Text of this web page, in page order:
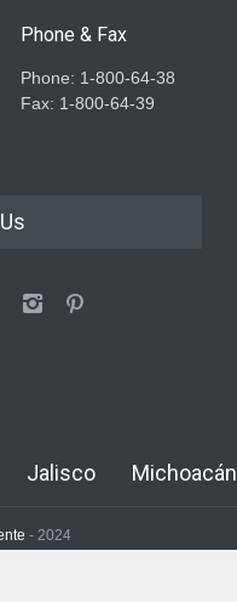
Phone & Fax
Phone: 1-800-64-38
Fax: 1-800-64-39
Jalisco Michoacán
- 2024